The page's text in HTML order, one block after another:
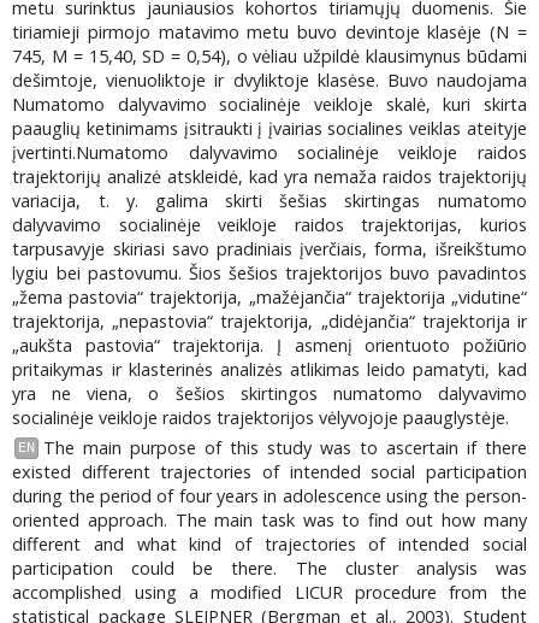
metu surinktus jauniausios kohortos tiriamųjų duomenis. Šie
tiriamieji pirmojo matavimo metu buvo devintoje klasėje (N =
745, M = 15,40, SD = 0,54), o vėliau užpildė klausimynus būdami
dešimtoje, vienuoliktoje ir dvyliktoje klasėse. Buvo naudojama
Numatomo dalyvavimo socialinėje veikloje skalė, kuri skirta
paauglių ketinimams įsitraukti į įvairias socialines veiklas ateityje
įvertinti.Numatomo dalyvavimo socialinėje veikloje raidos
trajektorijų analizė atskleidė, kad yra nemaža raidos trajektorijų
variacija, t. y. galima skirti šešias skirtingas numatomo
dalyvavimo socialinėje veikloje raidos trajektorijas, kurios
tarpusavyje skiriasi savo pradiniais įverčiais, forma, išreikštumo
lygiu bei pastovumu. Šios šešios trajektorijos buvo pavadintos
„žema pastovia“ trajektorija, „mažėjančia“ trajektorija „vidutine“
trajektorija, „nepastovia“ trajektorija, „didėjančia“ trajektorija ir
„aukšta pastovia“ trajektorija. Į asmenį orientuoto požiūrio
pritaikymas ir klasterinės analizės atlikimas leido pamatyti, kad
yra ne viena, o šešios skirtingos numatomo dalyvavimo
socialinėje veikloje raidos trajektorijos vėlyvojoje paauglystėje.
EN
The main purpose of this study was to ascertain if there
existed different trajectories of intended social participation
during the period of four years in adolescence using the person-
oriented approach. The main task was to find out how many
different and what kind of trajectories of intended social
participation could be there. The cluster analysis was
accomplished using a modified LICUR procedure from the
statistical package SLEIPNER (Bergman et al., 2003). Student